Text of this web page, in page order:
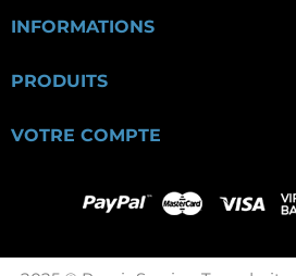
INFORMATIONS
PRODUITS
VOTRE COMPTE